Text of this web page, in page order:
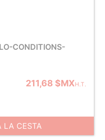
CONDITIONS-
211,68 $MXH.T.
LA CESTA